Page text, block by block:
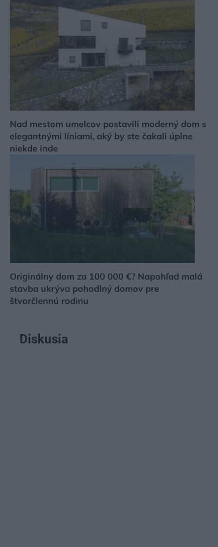
Nad mestom umelcov postavili moderný dom s
elegantnými líniami, aký by ste čakali úplne
niekde inde
Originálny dom za 100 000 €? Napohľad malá
stavba ukrýva pohodlný domov pre
štvorčlennú rodinu
Diskusia